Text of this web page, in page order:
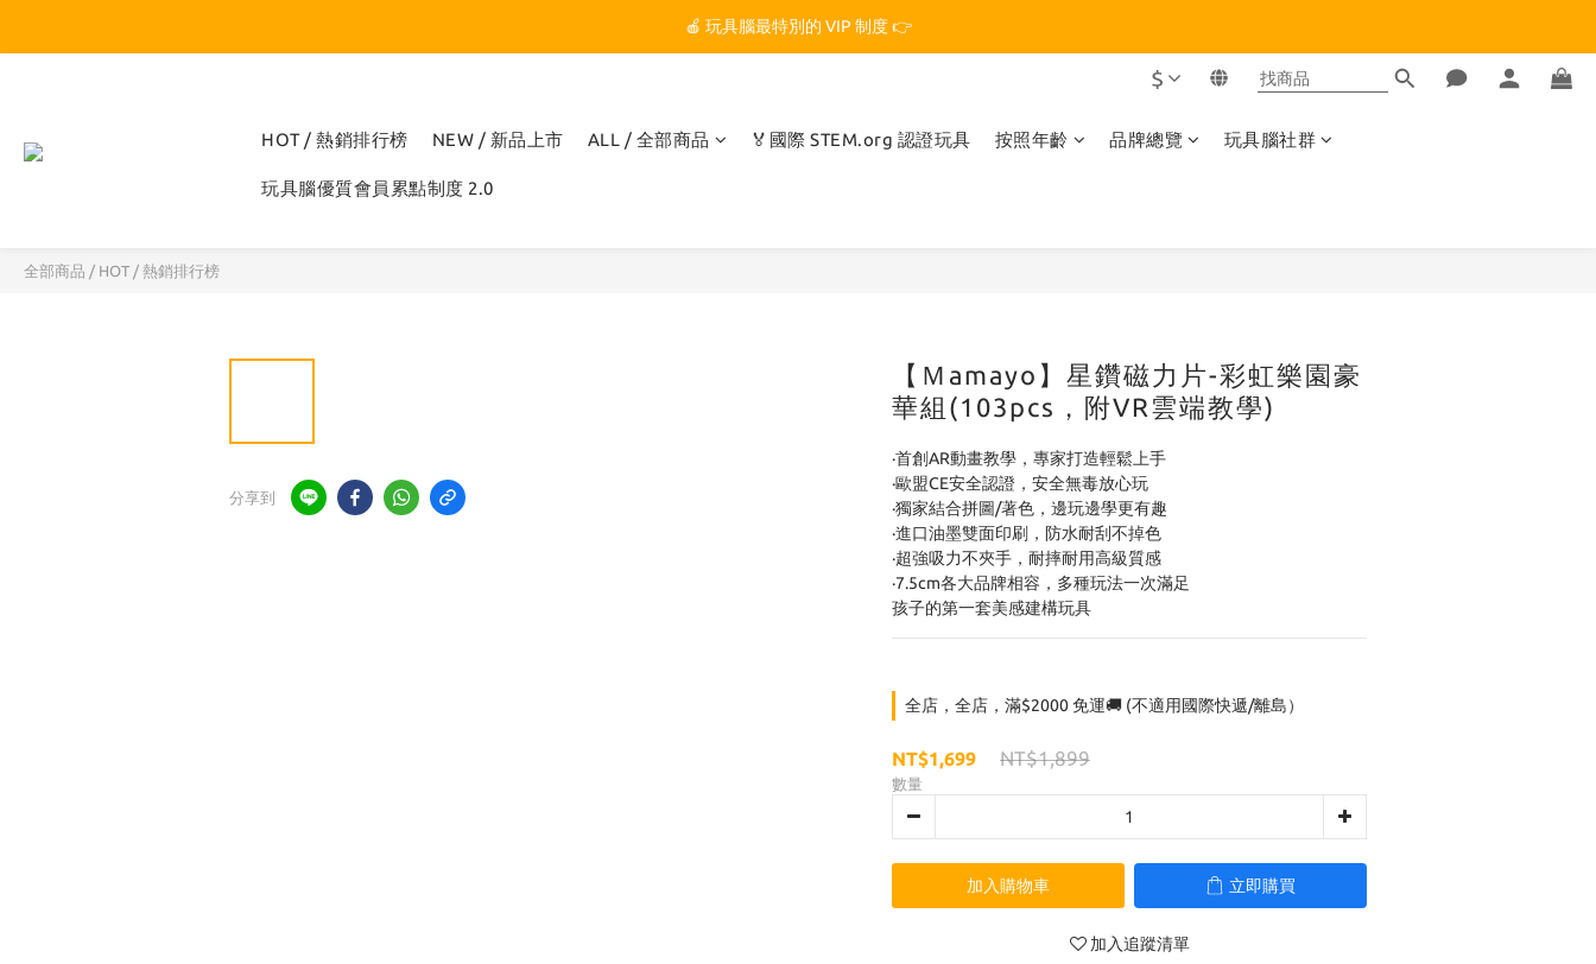
🏆 玩具腦是全台第一個獲得 STEM.org 教育平台
🍎 玩具腦最特別的 VIP 制度 👉
$
HOT / 熱銷排行榜 NEW / 新品上市 ALL / 全部商品 🏅國際 STEM.org 認證玩具 按照年齡 品牌總覽 玩具腦社群
玩具腦優質會員累點制度 2.0
全部商品 / HOT / 熱銷排行榜
分享到
【Ｍamayo】星鑽磁力片-彩虹樂園豪
華組(103pcs，附VR雲端教學)
·首創AR動畫教學，專家打造輕鬆上手
·歐盟CE安全認證，安全無毒放心玩
·獨家結合拼圖/著色，邊玩邊學更有趣
·進口油墨雙面印刷，防水耐刮不掉色
·超強吸力不夾手，耐摔耐用高級質感
·7.5cm各大品牌相容，多種玩法一次滿足
孩子的第一套美感建構玩具
全店，全店，滿$2000 免運🚚 (不適用國際快遞/離島）
NT$1,699 NT$1,899
數量
加入購物車 立即購買
加入追蹤清單